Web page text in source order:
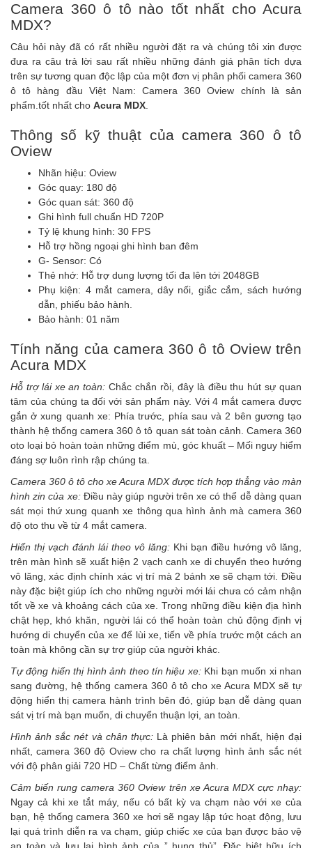
Camera 360 ô tô nào tốt nhất cho Acura
MDX?
Câu hỏi này đã có rất nhiều người đặt ra và chúng tôi xin được
đưa ra câu trả lời sau rất nhiều những đánh giá phân tích dựa
trên sự tương quan độc lập của một đơn vị phân phối camera 360
ô tô hàng đầu Việt Nam:Camera 360 Oview chính là sản
phẩm.tốt nhất cho Acura MDX
Thông số kỹ thuật của camera 360 ô tô
Oview
Nhãn hiệu: Oview
Góc quay: 180 độ
Góc quan sát: 360 độ
Ghi hình full chuẩn HD 720P
Tỷ lệ khung hình: 30 FPS
Hỗ trợ hồng ngoại ghi hình ban đêm
G- Sensor: Có
Thẻ nhớ: Hỗ trợ dung lượng tối đa lên tới 2048GB
Phụ kiện: 4 mắt camera, dây nối, giắc cắm, sách hướng
dẫn, phiếu bảo hành.
Bảo hành: 01 năm
Tính năng của camera 360 ô tô Oview trên
Acura MDX
Hỗ trợ lái xe an toàn: Chắc chắn rồi, đây là điều thu hút sự quan
tâm của chúng ta đối với sản phẩm này. Với 4 mắt camera được
gắn ở xung quanh xe: Phía trước, phía sau và 2 bên gương tạo
thành hệ thống camera 360 ô tô quan sát toàn cảnh. Camera 360
oto loại bỏ hoàn toàn những điểm mù, góc khuất – Mối nguy hiểm
đáng sợ luôn rình rập chúng ta.
Camera 360 ô tô cho xe Acura MDX được tích hợp thẳng vào màn
hình zin của xe:Điều này giúp người trên xe có thể dễ dàng quan
sát mọi thứ xung quanh xe thông qua hình ảnh mà camera 360
độ oto thu về từ 4 mắt camera.
Hiển thị vạch đánh lái theo vô lăng: Khi bạn điều hướng vô lăng,
trên màn hình sẽ xuất hiện 2 vạch canh xe di chuyển theo hướng
vô lăng, xác định chính xác vị trí mà 2 bánh xe sẽ chạm tới. Điều
này đặc biệt giúp ích cho những người mới lái chưa có cảm nhận
tốt về xe và khoảng cách của xe. Trong những điều kiện địa hình
chật hẹp, khó khăn, người lái có thể hoàn toàn chủ động định vị
hướng di chuyển của xe để lùi xe, tiến về phía trước một cách an
toàn mà không cần sự trợ giúp của người khác.
Tự động hiển thị hình ảnh theo tín hiệu xe:Khi bạn muốn xi nhan
sang đường, hệ thống camera 360 ô tô cho xe Acura MDX sẽ tự
động hiển thị camera hành trình bên đó, giúp bạn dễ dàng quan
sát vị trí mà bạn muốn, di chuyển thuận lợi, an toàn.
Hình ảnh sắc nét và chân thực:Là phiên bản mới nhất, hiện đại
nhất,camera 360 độ Oviewcho ra chất lượng hình ảnh sắc nét
với độ phân giải 720 HD – Chất từng điểm ảnh.
Cảm biến rung camera 360 Oview trên xe Acura MDXcực nhạy:
Ngay cả khi xe tắt máy, nếu có bất kỳ va chạm nào với xe của
bạn, hệ thốngcamera 360 xe hơisẽ ngay lập tức hoạt động, lưu
lại quá trình diễn ra va chạm, giúp chiếc xe của bạn được bảo vệ